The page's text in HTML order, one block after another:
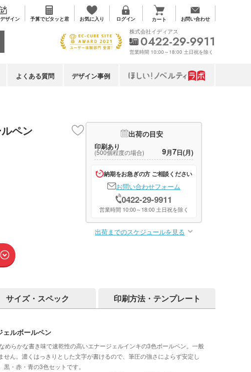
デザイン 予算でピタッと君 お気に入り ログイン カート お問い合わせ
よくある質問 デザイン事例
株式会社イディアス
0422-29-9911
営業時間 10:00～18:00 土日祝を除く
ペン
出荷の目安
印刷あり
(500個程度の場合) 9月7日(月)
納期をお急ぎの方 ご相談ください
お問い合わせフォーム
0422-29-9911
営業時間 10:00～18:00 土日祝を除く
出荷までのスケジュールを見る
サイズ・スペック 印刷方法・テンプレート
ェルボールペン
めらかな書き味で速乾性の高いエナージェルインキの3色ボールペン。一般
ん。濃くはっきりとした文字が書けるので、筆圧の強さによらず安定し
・赤・青の3色セットです。